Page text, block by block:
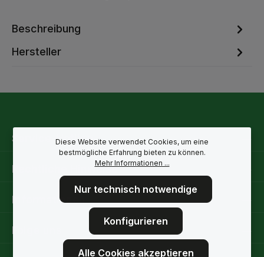
Beschreibung
Hersteller
Service-Hotline
Rechtliche Hinweise
Informationen
Folge uns
Diese Website verwendet Cookies, um eine
bestmögliche Erfahrung bieten zu können.
Mehr Informationen ...
Nur technisch notwendige
Konfigurieren
Alle Cookies akzeptieren